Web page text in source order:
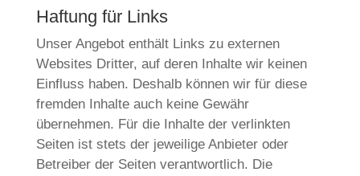
Haftung für Links
Unser Angebot enthält Links zu externen
Websites Dritter, auf deren Inhalte wir keinen
Einfluss haben. Deshalb können wir für diese
fremden Inhalte auch keine Gewähr
übernehmen. Für die Inhalte der verlinkten
Seiten ist stets der jeweilige Anbieter oder
Betreiber der Seiten verantwortlich. Die